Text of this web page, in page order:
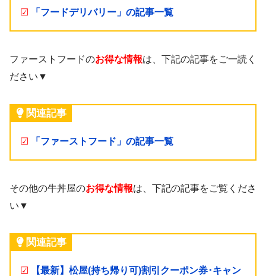
☑ 「フードデリバリー」の記事一覧
ファーストフードのお得な情報は、下記の記事をご一読く
ださい▼
関連記事
☑ 「ファーストフード」の記事一覧
その他の牛丼屋のお得な情報は、下記の記事をご覧くださ
い▼
関連記事
☑
【最新】松屋(持ち帰り可)割引クーポン券･キャン